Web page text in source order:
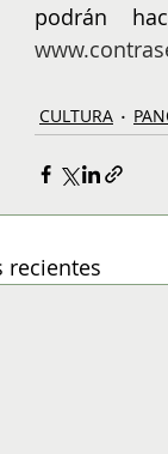
podrán
CULTURA
recientes